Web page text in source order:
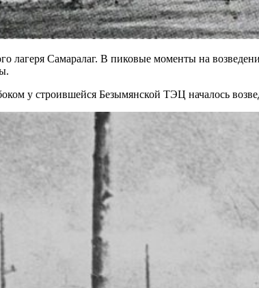
лагеря Самаралаг. В пиковые моменты на
у строившейся Безымянской ТЭЦ началось